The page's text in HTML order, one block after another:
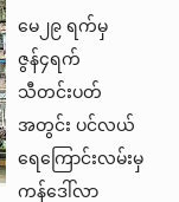
မေ၂၉ ရက်မှ
ဇွန်၄ရက်
သီတင်းပတ်
အတွင်း ပင်လယ်
ရေကြောင်းလမ်းမှ
ကန်ဒေါ်လာ